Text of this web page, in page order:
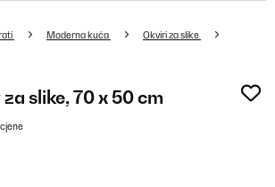
Moderna kuća Okviri za slike
slike, 70 x 50 cm